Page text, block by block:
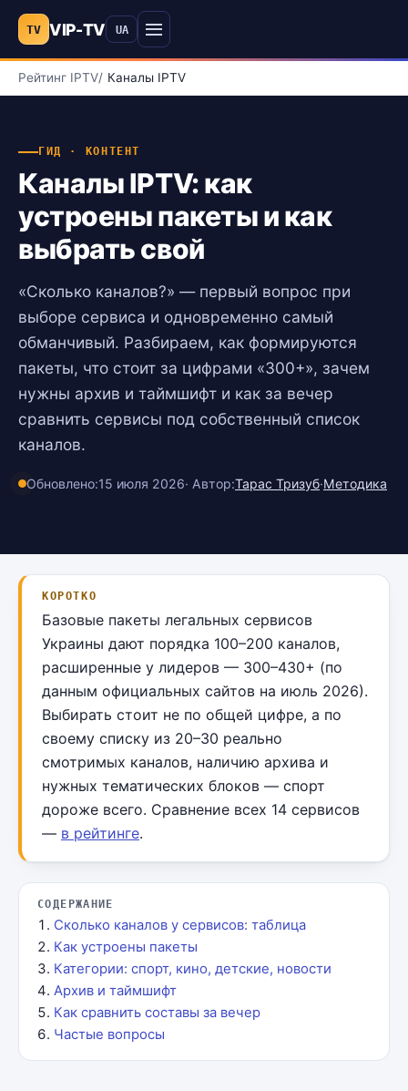
TV VIP-TV
UA
Меню
Рейтинг IPTV Каналы IPTV
ГИД · КОНТЕНТ
Каналы IPTV: как
устроены пакеты и как
выбрать свой
«Сколько каналов?» — первый вопрос при
выборе сервиса и одновременно самый
обманчивый. Разбираем, как формируются
пакеты, что стоит за цифрами «300+», зачем
нужны архив и таймшифт и как за вечер
сравнить сервисы под собственный список
каналов.
Обновлено:15 июля 2026· Автор:Тарас Тризуб·Методика
КОРОТКО
Базовые пакеты легальных сервисов
Украины дают порядка 100–200 каналов,
расширенные у лидеров — 300–430+ (по
данным официальных сайтов на июль 2026).
Выбирать стоит не по общей цифре, а по
своему списку из 20–30 реально
смотримых каналов, наличию архива и
нужных тематических блоков — спорт
дороже всего. Сравнение всех 14 сервисов
— в рейтинге.
СОДЕРЖАНИЕ
Сколько каналов у сервисов: таблица
Как устроены пакеты
Категории: спорт, кино, детские, новости
Архив и таймшифт
Как сравнить составы за вечер
Частые вопросы